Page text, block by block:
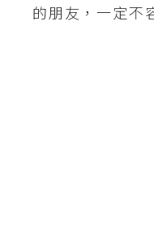
/
的朋友，一定不